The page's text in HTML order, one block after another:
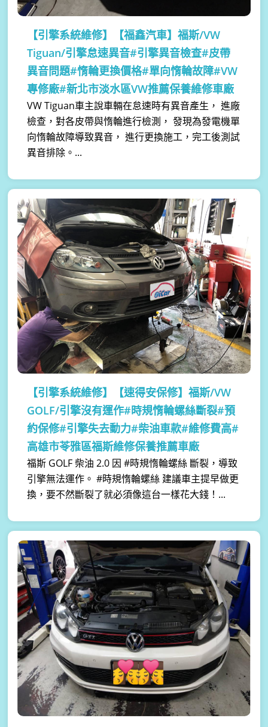
【引擎系統維修】
【福鑫汽車】福斯/VW
Tiguan/引擎怠速異音#引擎異音檢查#皮帶
異音問題#惰輪更換價格#單向惰輪故障#VW
專修廠#新北市淡水區VW推薦保養維修車廠
VW Tiguan車主說車輛在怠速時有異音產生， 進廠
檢查，對各皮帶與惰輪進行檢測， 發現為發電機單
向惰輪故障導致異音， 進行更換施工，完工後測試
異音排除。...
【引擎系統維修】
【速得安保修】福斯/VW
GOLF/引擎沒有運作#時規惰輪螺絲斷裂#預
約保修#引擎失去動力#柴油車款#維修費高#
高雄市苓雅區福斯維修保養推薦車廠
福斯 GOLF 柴油 2.0 因 #時規惰輪螺絲 斷裂，導致
引擎無法運作。 #時規惰輪螺絲 建議車主提早做更
換，要不然斷裂了就必須像這台一樣花大錢！...